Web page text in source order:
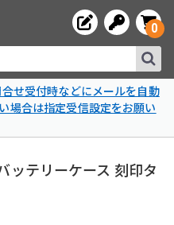
0
せ受付時などにメールを自動
場合は指定受信設定をお願い
ッテリーケース 刻印タ